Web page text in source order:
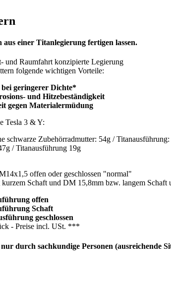
einer Titanlegierung fertigen lassen.
und Raumfahrt konzipierte Legierung
folgende wichtigen Vorteile:
geringerer Dichte*
und Hitzebeständigkeit
gegen Materialermüdung
Tesla 3 & Y:
schwarze Zubehörradmutter: 54g /
/ Titanausführung 19g
offen oder geschlossen "normal"
kurzem Schaft und DM 15,8mm bzw. langem
offen
Schaft
geschlossen
- Preise incl. USt. ***
durch sachkundige Personen (ausreichende